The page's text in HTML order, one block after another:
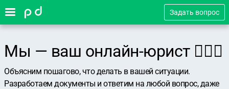
Задать вопрос
Мы — ваш онлайн-юрист 👨🏻‍⚖️
Объясним пошагово, что делать в вашей ситуации.
Разработаем документы и ответим на любой вопрос, даже